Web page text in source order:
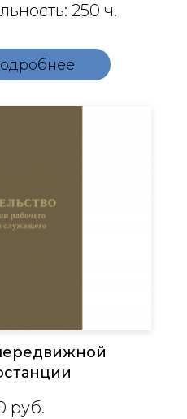
250 ч.
руб.